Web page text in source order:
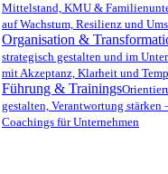
Mittelstand, KMU &
auf Wachstum, Resilienz und
Organisation &
strategisch gestalten und im
mit Akzeptanz, Klarheit und
Führung & Trainings
gestalten, Verantwortung stärken
Coachings für Unternehmen